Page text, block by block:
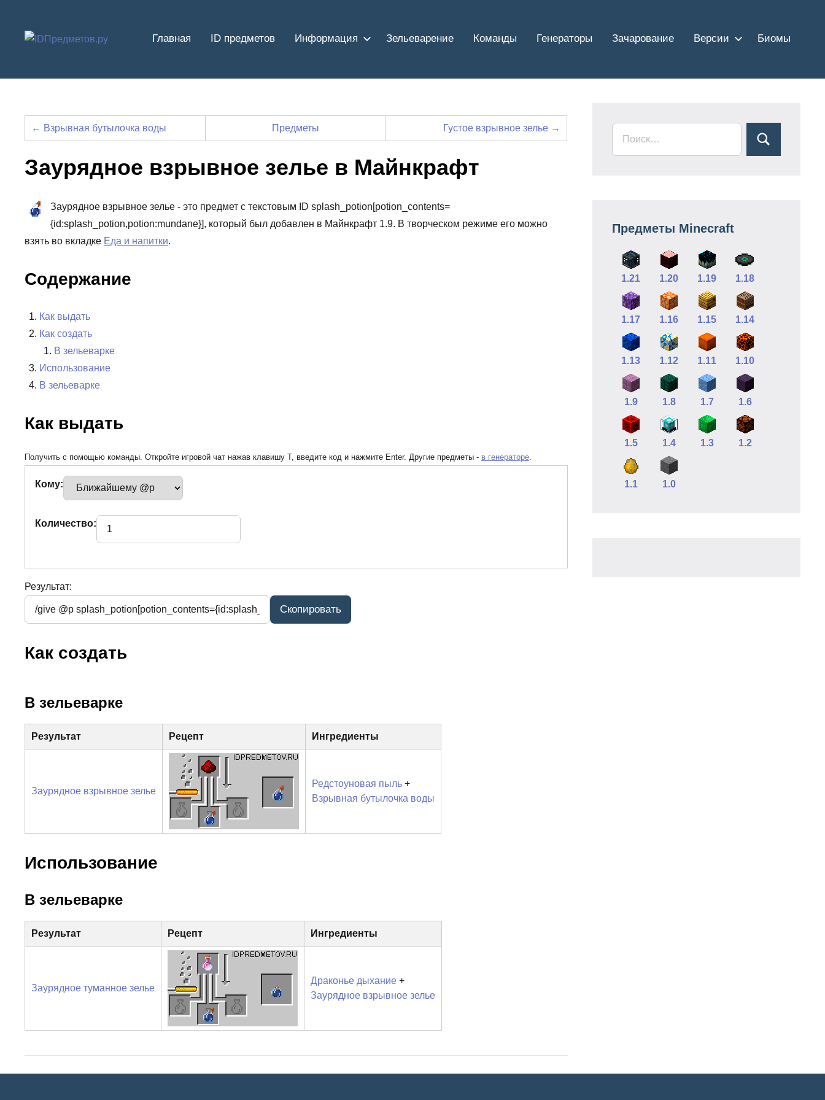
содержимому
Главная ID предметов Информация Зельеварение Команды Генераторы Зачарование Версии Биомы
← Взрывная бутылочка воды Предметы Густое взрывное зелье →
Заурядное взрывное зелье в Майнкрафт
Заурядное взрывное зелье - это предмет с текстовым ID splash_potion[potion_contents=
{id:splash_potion,potion:mundane}], который был добавлен в Майнкрафт 1.9. В творческом режиме его можно
взять во вкладке Еда и напитки.
Содержание
Как выдать
Как создать
В зельеварке
Использование
В зельеварке
Как выдать
Получить с помощью команды. Откройте игровой чат нажав клавишу T, введите код и нажмите Enter. Другие предметы - в генераторе
Кому:
Количество:
Результат:
Как создать
В зельеварке
Результат Рецепт Ингредиенты
Заурядное взрывное зелье
Редстоуновая пыль+
Взрывная бутылочка воды
Использование
В зельеварке
Результат Рецепт Ингредиенты
Заурядное туманное зелье
Драконье дыхание+
Заурядное взрывное зелье
Предметы Minecraft
1.21 1.20 1.19 1.18
1.17 1.16 1.15 1.14
1.13 1.12 1.11 1.10
1.9 1.8 1.7 1.6
1.5 1.4 1.3 1.2
1.1 1.0